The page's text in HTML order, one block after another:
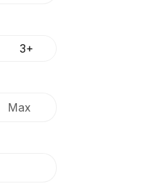
3+